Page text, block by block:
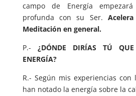
campo de Energía
profunda con su Ser.
Meditación en general.
P.- ¿DÓNDE DIRÍAS TÚ
ENERGÍA?
R.- Según mis experiencias con
han notado la energía sobre la